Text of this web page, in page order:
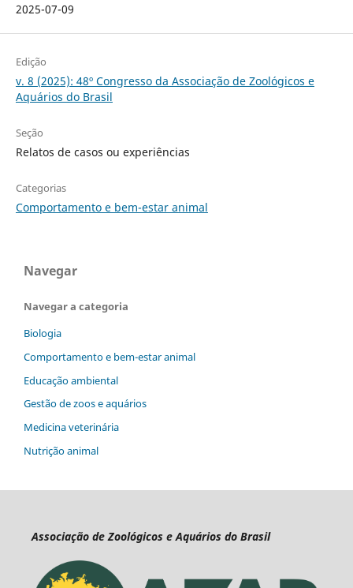
2025-07-09
Edição
v. 8 (2025): 48º Congresso da Associação de Zoológicos e
Aquários do Brasil
Seção
Relatos de casos ou experiências
Categorias
Comportamento e bem-estar animal
Navegar
Navegar a categoria
Biologia
Comportamento e bem-estar animal
Educação ambiental
Gestão de zoos e aquários
Medicina veterinária
Nutrição animal
Associação de Zoológicos e Aquários do Brasil